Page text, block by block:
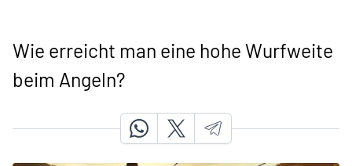
Wie erreicht man eine hohe Wurfweite
beim Angeln?